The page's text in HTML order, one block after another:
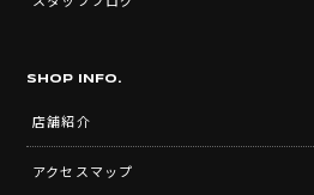
SHOP INFO.
店舗紹介
アクセスマップ